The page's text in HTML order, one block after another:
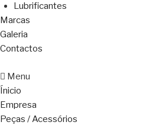
Lubrificantes
Marcas
Galeria
Contactos
Menu
Ínicio
Empresa
Peças / Acessórios